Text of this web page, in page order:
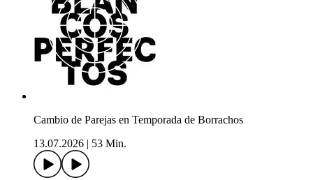
Cambio de Parejas en Temporada de Borrachos
13.07.2026
53 Min.